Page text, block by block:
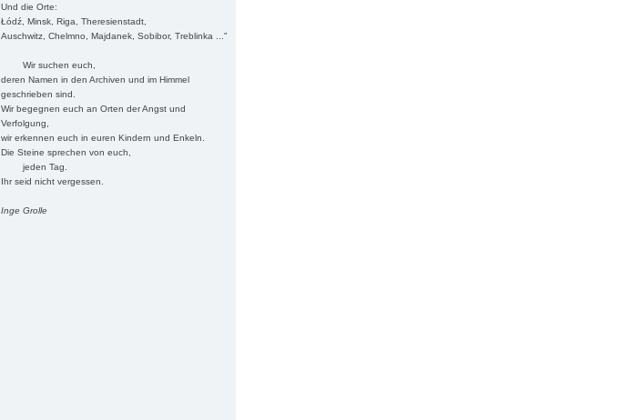
Und die Orte:
Łódź, Minsk, Riga, Theresienstadt,
Auschwitz, Chelmno, Majdanek, Sobibor, Treblinka ..."
Wir suchen euch,
deren Namen in den Archiven und im Himmel
geschrieben sind.
Wir begegnen euch an Orten der Angst und
Verfolgung,
wir erkennen euch in euren Kindern und Enkeln.
Die Steine sprechen von euch,
jeden Tag.
Ihr seid nicht vergessen.
Inge Grolle